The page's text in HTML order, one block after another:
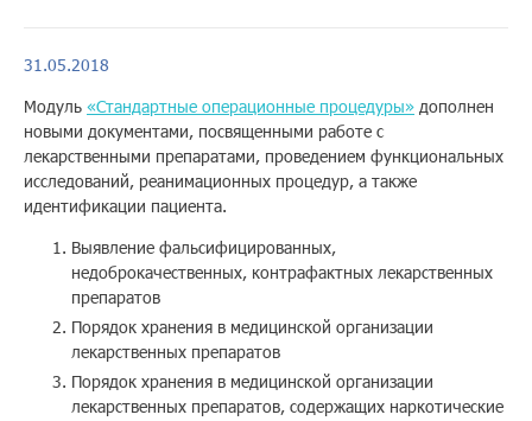
Новости
Рекламодателям
О проекте
Контакты
Помощь
Заказать звонок
31.05.2018
Модуль «Стандартные операционные процедуры» дополнен
новыми документами, посвященными работе с
лекарственными препаратами, проведением функциональных
исследований, реанимационных процедур, а также
идентификации пациента.
Выявление фальсифицированных,
недоброкачественных, контрафактных лекарственных
препаратов
Порядок хранения в медицинской организации
лекарственных препаратов
Порядок хранения в медицинской организации
лекарственных препаратов, содержащих наркотические